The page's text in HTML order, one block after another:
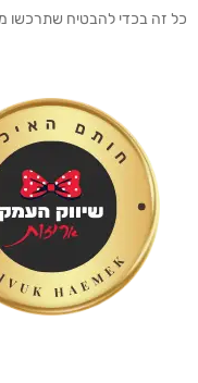
כל זה בכדי להבטיח שתרכשו